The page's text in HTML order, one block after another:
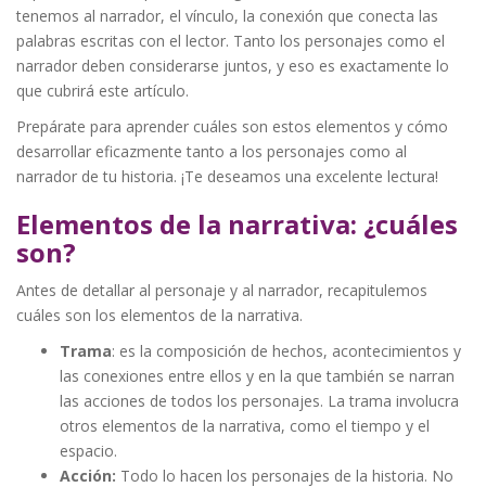
tenemos al narrador, el vínculo, la conexión que conecta las
palabras escritas con el lector. Tanto los personajes como el
narrador deben considerarse juntos, y eso es exactamente lo
que cubrirá este artículo.
Prepárate para aprender cuáles son estos elementos y cómo
desarrollar eficazmente tanto a los personajes como al
narrador de tu historia. ¡Te deseamos una excelente lectura!
Elementos de la narrativa: ¿cuáles
son?
Antes de detallar al personaje y al narrador, recapitulemos
cuáles son los elementos de la narrativa.
Trama: es la composición de hechos, acontecimientos y
las conexiones entre ellos y en la que también se narran
las acciones de todos los personajes. La trama involucra
otros elementos de la narrativa, como el tiempo y el
espacio.
Acción: Todo lo hacen los personajes de la historia. No